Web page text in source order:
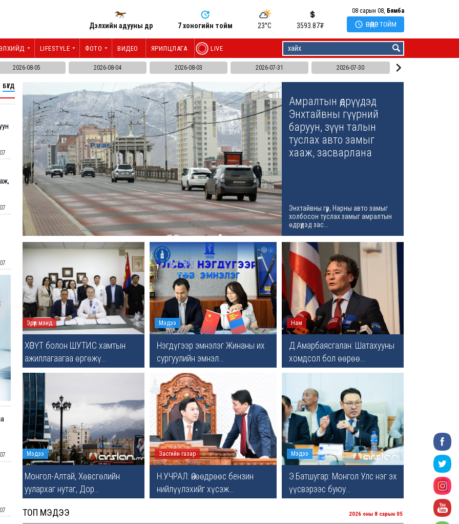
Дэлхийн адууны өдөр 7 хоногийн тойм 23°C 3593.87₮
08 сарын 08, Бямба
 ӨНӨӨДӨР ТОЙМ
LIFESTYLE ФОТО ВИДЕО ЯРИЛЦЛАГА LIVE
2026-08-05 2026-08-04 2026-08-03 2026-07-31 2026-07-30 
БҮГД
Амралтын өдрүүдэд
Энхтайвны гүүрний
баруун, зүүн талын
туслах авто замыг
хааж, засварлана
Энхтайвны гүүр, Нарны авто замыг
холбосон туслах замыг амралтын
өдрүүдэд зас...
Эрүүл мэнд
ХӨСҮТ болон ШУТИС хамтын
ажиллагаагаа өргөжү...
Мэдээ
Нэгдүгээр эмнэлэг Жинаны их
сургуулийн эмнэл...
Нам
Д.Амарбаясгалан: Шатахууны
хомдсол бол өөрөө...
Мэдээ
Монгол-Алтай, Хөвсгөлийн
уулархаг нутаг, Дор...
Засгийн газар
Н.УЧРАЛ: Өнөөдрөөс бензин
нийлүүлэхийг хүсэж...
Мэдээ
Э.Батшугар: Монгол Улс нэг эх
үүсвэрээс буюу...
ТОП МЭДЭЭ 2026 оны 8 сарын 05